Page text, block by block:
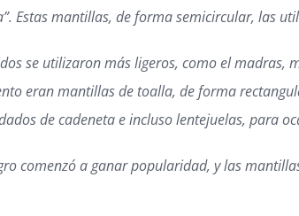
Estas mantillas, de forma semicircular, las
se utilizaron más ligeros, como el
eran mantillas de toalla, de forma
de cadeneta e incluso lentejuelas, para
comenzó a ganar popularidad, y las